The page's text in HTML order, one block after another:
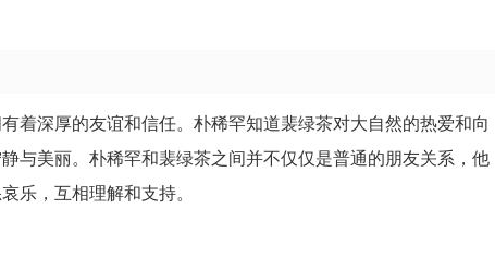
着深厚的友谊和信任。朴稀罕知道裴绿茶对大自然的热爱和向
与美丽。朴稀罕和裴绿茶之间并不仅仅是普通的朋友关系，他
乐，互相理解和支持。